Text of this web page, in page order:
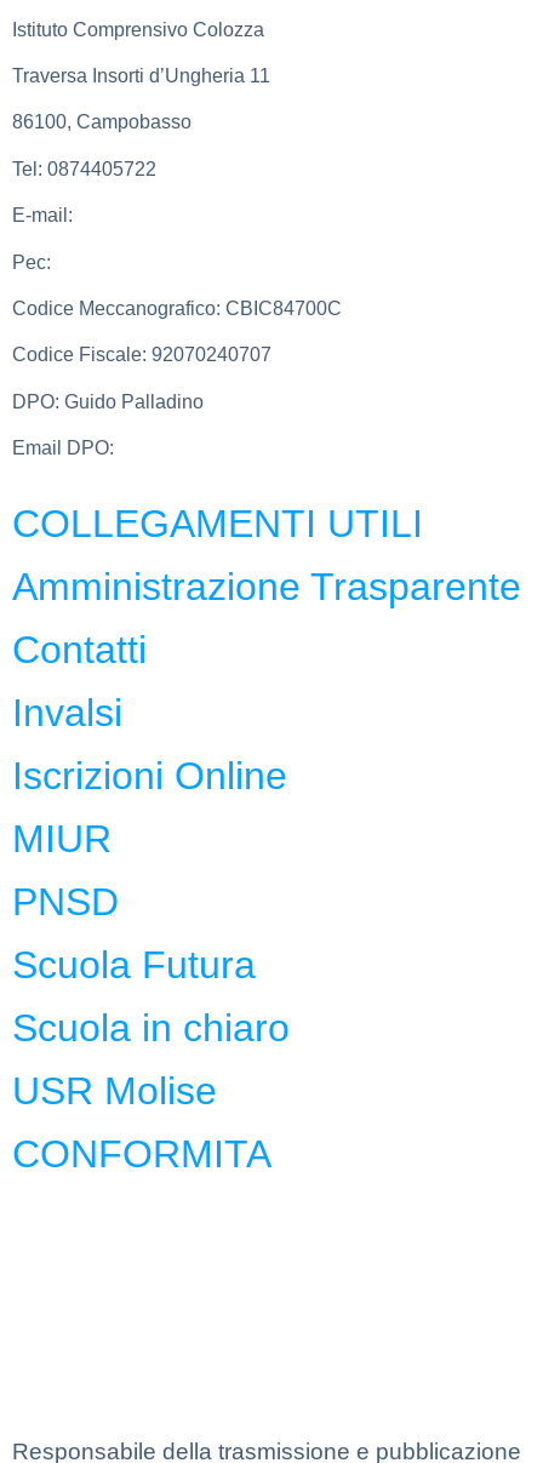
Istituto Comprensivo Colozza
Traversa Insorti d’Ungheria 11
86100, Campobasso
Tel: 0874405722
E-mail:
Pec:
Codice Meccanografico: CBIC84700C
Codice Fiscale: 92070240707
DPO: Guido Palladino
Email DPO:
COLLEGAMENTI UTILI
Amministrazione Trasparente
Contatti
Invalsi
Iscrizioni Online
MIUR
PNSD
Scuola Futura
Scuola in chiaro
USR Molise
CONFORMITA
Responsabile della trasmissione e pubblicazione